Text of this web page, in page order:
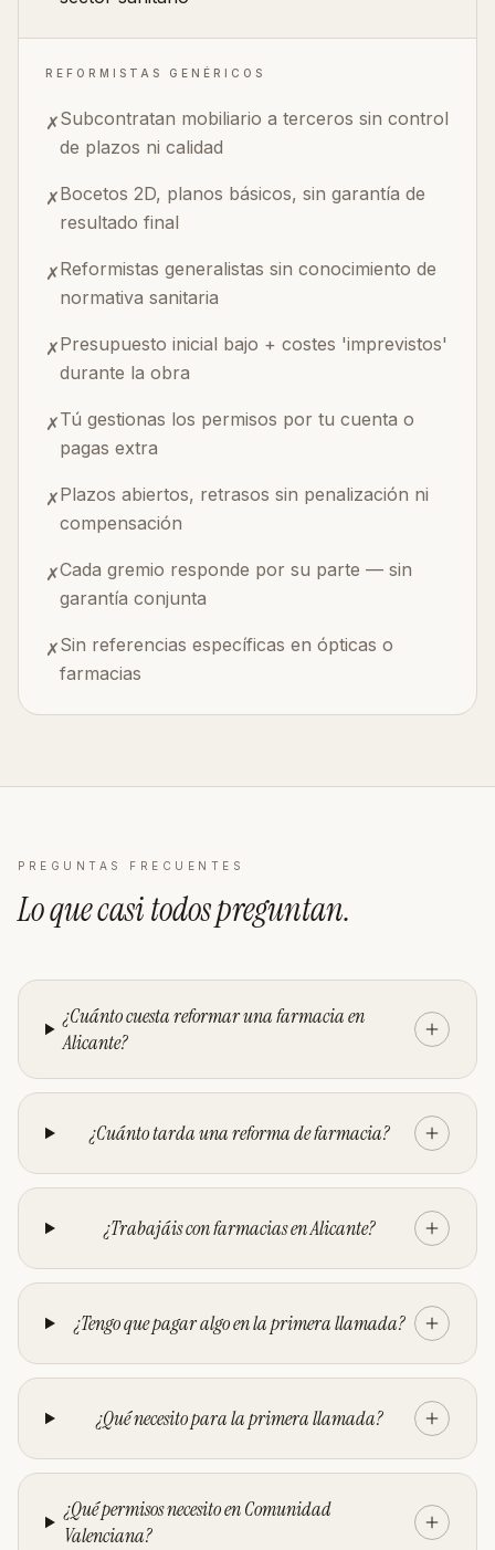
REFORMISTAS GENÉRICOS
✗Subcontratan mobiliario a terceros sin control
de plazos ni calidad
✗Bocetos 2D, planos básicos, sin garantía de
resultado final
✗Reformistas generalistas sin conocimiento de
normativa sanitaria
✗Presupuesto inicial bajo + costes 'imprevistos'
durante la obra
✗Tú gestionas los permisos por tu cuenta o
pagas extra
✗Plazos abiertos, retrasos sin penalización ni
compensación
✗Cada gremio responde por su parte — sin
garantía conjunta
✗Sin referencias específicas en ópticas o
farmacias
PREGUNTAS FRECUENTES
Lo que casi todospreguntan.
¿Cuánto cuesta reformar una farmacia en
Alicante?
¿Cuánto tarda una reforma de farmacia?
¿Trabajáis con farmacias en Alicante?
¿Tengo que pagar algo en la primera llamada?
¿Qué necesito para la primera llamada?
¿Qué permisos necesito en Comunidad
Valenciana?